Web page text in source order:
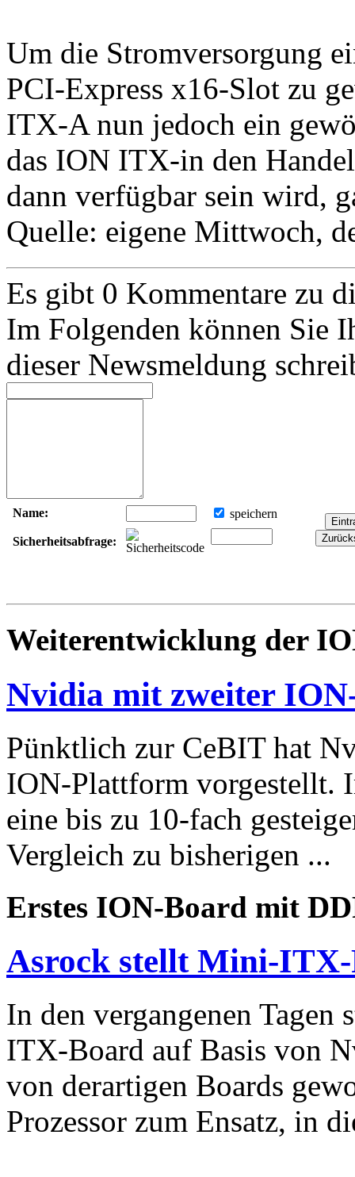
Um die Stromversorgung
PCI-Express x16-Slot zu
ITX-A nun jedoch ein
das ION ITX-in den
dann verfügbar sein wird,
Quelle: eigene Mittwoch,
Es gibt 0 Kommentare zu
Im Folgenden können Sie
dieser Newsmeldung
Name: speichern
Sicherheitsabfrage:
Weiterentwicklung der
Nvidia mit zweiter
Pünktlich zur CeBIT hat
ION-Plattform vorgestellt.
eine bis zu 10-fach
Vergleich zu bisherigen ...
Erstes ION-Board mit
Asrock stellt Mini-
In den vergangenen
ITX-Board auf Basis von
von derartigen Boards
Prozessor zum Ensatz, in